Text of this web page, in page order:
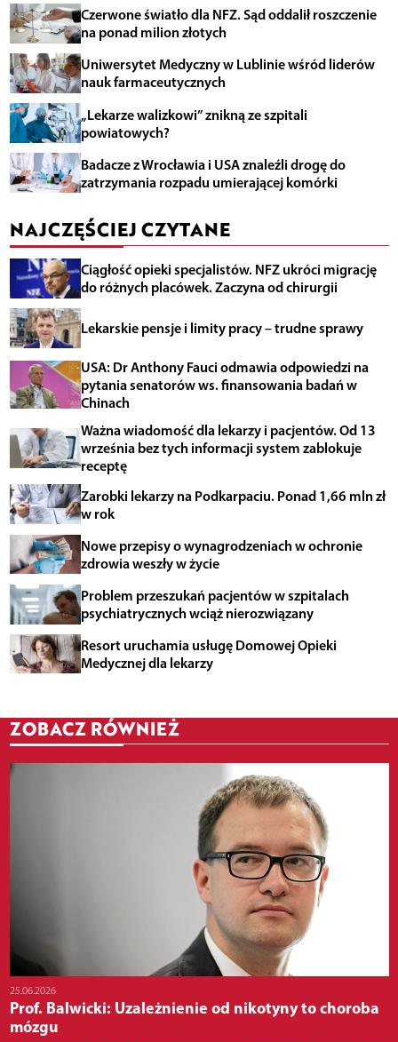
Czerwone światło dla NFZ. Sąd oddalił roszczenie
na ponad milion złotych
Uniwersytet Medyczny w Lublinie wśród liderów
nauk farmaceutycznych
„Lekarze walizkowi” znikną ze szpitali
powiatowych?
Badacze z Wrocławia i USA znaleźli drogę do
zatrzymania rozpadu umierającej komórki
NAJCZĘŚCIEJ CZYTANE
Ciągłość opieki specjalistów. NFZ ukróci migrację
do różnych placówek. Zaczyna od chirurgii
Lekarskie pensje i limity pracy – trudne sprawy
USA: Dr Anthony Fauci odmawia odpowiedzi na
pytania senatorów ws. finansowania badań w
Chinach
Ważna wiadomość dla lekarzy i pacjentów. Od 13
września bez tych informacji system zablokuje
receptę
Zarobki lekarzy na Podkarpaciu. Ponad 1,66 mln zł
w rok
Nowe przepisy o wynagrodzeniach w ochronie
zdrowia weszły w życie
Problem przeszukań pacjentów w szpitalach
psychiatrycznych wciąż nierozwiązany
Resort uruchamia usługę Domowej Opieki
Medycznej dla lekarzy
ZOBACZ RÓWNIEŻ
25.06.2026
Prof. Balwicki: Uzależnienie od nikotyny to choroba
mózgu